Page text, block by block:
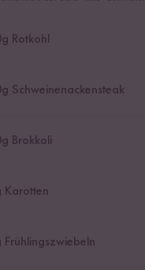
g Rotkohl
g Schweinenackensteak
g Brokkoli
Karotten
Frühlingszwiebeln